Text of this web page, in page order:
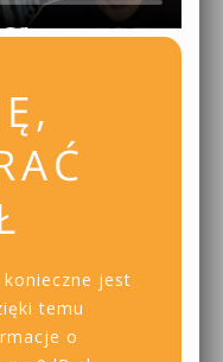
jest
temu
o